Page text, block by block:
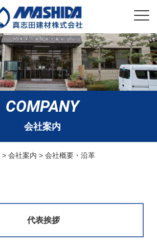
COMPANY
会社案内
> 会社案内 > 会社概要・沿革
代表挨拶